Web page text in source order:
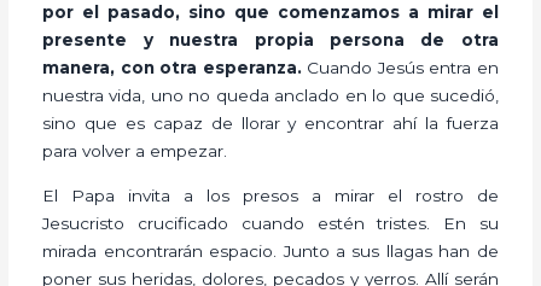
por el pasado, sino que comenzamos a mirar el
presente y nuestra propia persona de otra
manera, con otra esperanza.Cuando Jesús entra en
nuestra vida, uno no queda anclado en lo que sucedió,
sino que es capaz de llorar y encontrar ahí la fuerza
para volver a empezar.
El Papa invita a los presos a mirar el rostro de
Jesucristo crucificado cuando estén tristes. En su
mirada encontrarán espacio. Junto a sus llagas han de
poner sus heridas, dolores, pecados y yerros. Allí serán